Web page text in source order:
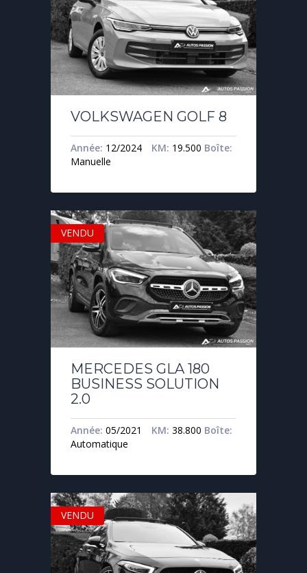
VOLKSWAGEN GOLF 8
Année: 12/2024 KM: 19.500 Boîte:
Manuelle
MERCEDES GLA 180
BUSINESS SOLUTION
2.0
Année: 05/2021 KM: 38.800 Boîte:
Automatique
VENDU
VENDU